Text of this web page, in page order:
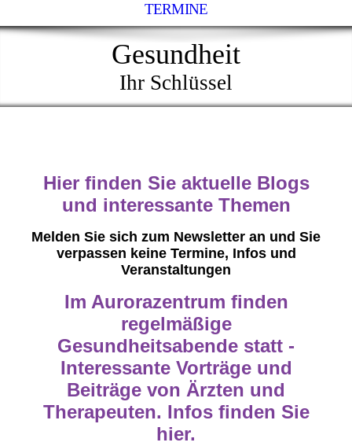
TERMINE
Gesundheit
Ihr Schlüssel
Hier finden Sie aktuelle Blogs
und interessante Themen
Melden Sie sich zum Newsletter an und Sie
verpassen keine Termine, Infos und
Veranstaltungen
Im Aurorazentrum finden
regelmäßige
Gesundheitsabende statt -
Interessante Vorträge und
Beiträge von Ärzten und
Therapeuten. Infos finden Sie
hier.